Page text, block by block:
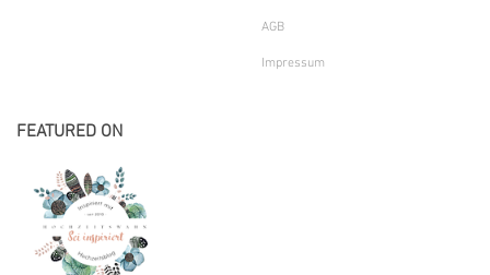
AGB
Impressum
FEATURED ON